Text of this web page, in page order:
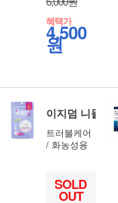
혜택가
4,500
원
이지덤 니들케
트러블케어
/ 화농성용
SOLD
OUT